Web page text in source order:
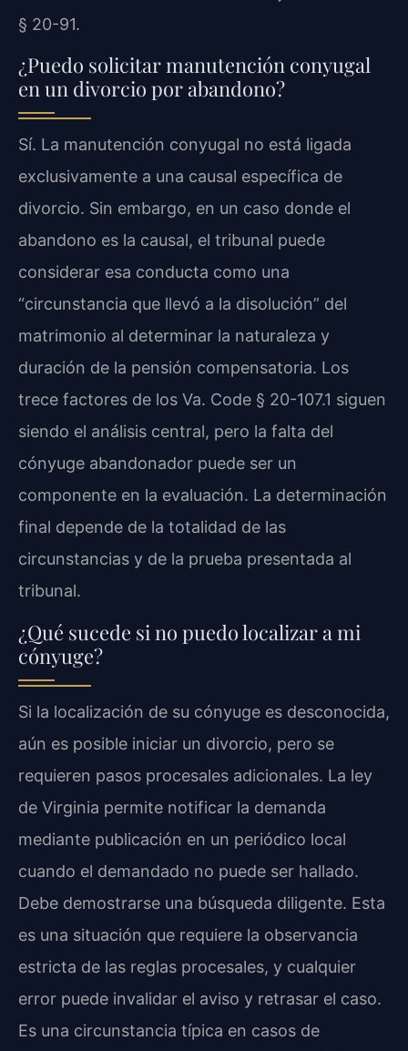
§ 20-91.
¿Puedo solicitar manutención conyugal
en un divorcio por abandono?
Sí. La manutención conyugal no está ligada
exclusivamente a una causal específica de
divorcio. Sin embargo, en un caso donde el
abandono es la causal, el tribunal puede
considerar esa conducta como una
“circunstancia que llevó a la disolución” del
matrimonio al determinar la naturaleza y
duración de la pensión compensatoria. Los
trece factores de los Va. Code § 20-107.1 siguen
siendo el análisis central, pero la falta del
cónyuge abandonador puede ser un
componente en la evaluación. La determinación
final depende de la totalidad de las
circunstancias y de la prueba presentada al
tribunal.
¿Qué sucede si no puedo localizar a mi
cónyuge?
Si la localización de su cónyuge es desconocida,
aún es posible iniciar un divorcio, pero se
requieren pasos procesales adicionales. La ley
de Virginia permite notificar la demanda
mediante publicación en un periódico local
cuando el demandado no puede ser hallado.
Debe demostrarse una búsqueda diligente. Esta
es una situación que requiere la observancia
estricta de las reglas procesales, y cualquier
error puede invalidar el aviso y retrasar el caso.
Es una circunstancia típica en casos de